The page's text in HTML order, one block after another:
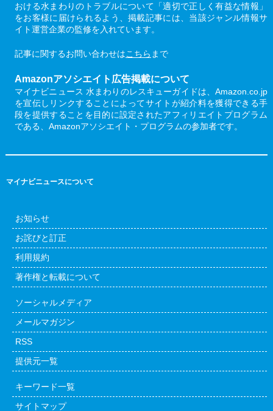
おける水まわりのトラブルについて「適切で正しく有益な情報」
をお客様に届けられるよう、掲載記事には、当該ジャンル情報サ
イト運営企業の監修を入れています。
記事に関するお問い合わせはこちら まで
Amazonアソシエイト広告掲載について
マイナビニュース 水まわりのレスキューガイドは、Amazon.co.jp
を宣伝しリンクすることによってサイトが紹介料を獲得できる手
段を提供することを目的に設定されたアフィリエイトプログラム
である、Amazonアソシエイト・プログラムの参加者です。
マイナビニュースについて
お知らせ
お詫びと訂正
利用規約
著作権と転載について
ソーシャルメディア
メールマガジン
RSS
提供元一覧
キーワード一覧
サイトマップ